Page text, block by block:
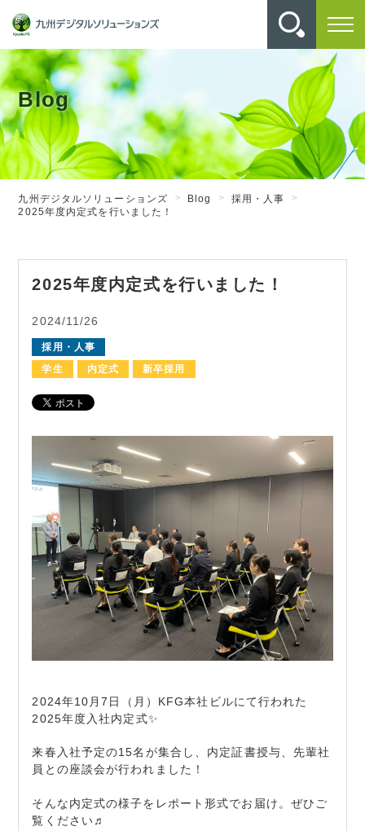
Blog
九州デジタルソリューションズ Blog
採用・人事
2025年度内定式を行いました！
2025年度内定式を行いました！
2024/11/26
採用・人事
学生
内定式 新卒採用
2024年10月7日（月）KFG本社ビルにて行われた
2025年度入社内定式✨
来春入社予定の15名が集合し、内定証書授与、先輩社
員との座談会が行われました！
そんな内定式の様子をレポート形式でお届け。ぜひご
覧ください♬